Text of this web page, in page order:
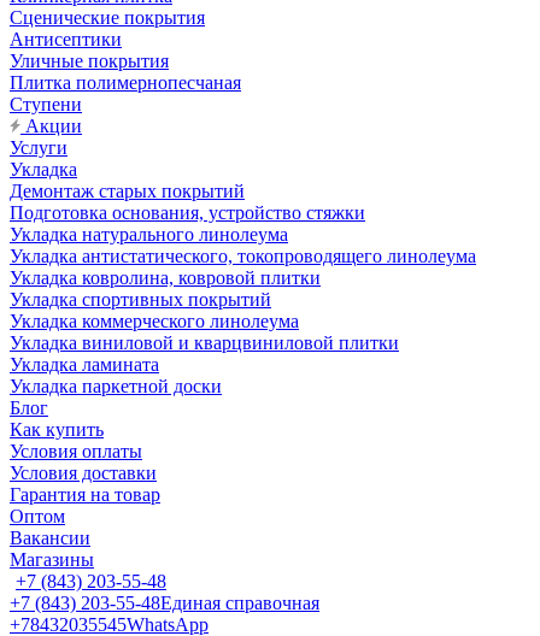
Сценические покрытия
Антисептики
Уличные покрытия
Плитка полимернопесчаная
Ступени
Акции
Услуги
Укладка
Демонтаж старых покрытий
Подготовка основания, устройство стяжки
Укладка натурального линолеума
Укладка антистатического, токопроводящего линолеума
Укладка ковролина, ковровой плитки
Укладка спортивных покрытий
Укладка коммерческого линолеума
Укладка виниловой и кварцвиниловой плитки
Укладка ламината
Укладка паркетной доски
Блог
Как купить
Условия оплаты
Условия доставки
Гарантия на товар
Оптом
Вакансии
Магазины
+7 (843) 203-55-48
+7 (843) 203-55-48Единая справочная
+78432035545WhatsApp